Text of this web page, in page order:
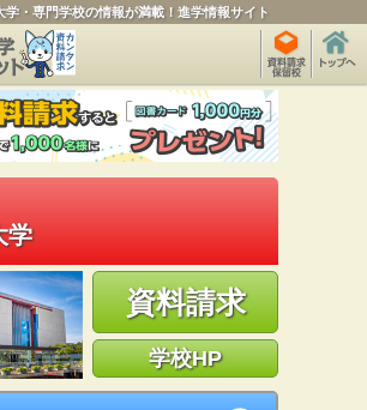
学・専門学校の情報が満載！進学情報サイト
学
資料請求
学校HP